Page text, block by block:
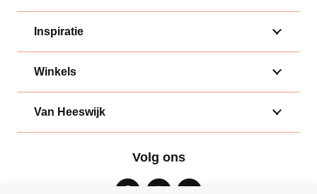
Inspiratie
Winkels
Van Heeswijk
Volg ons